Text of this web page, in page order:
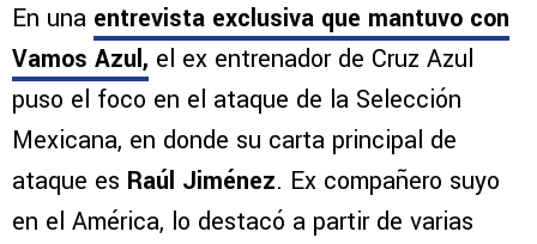
En una entrevista exclusiva que mantuvo con
Vamos Azul, el ex entrenador de Cruz Azul
puso el foco en el ataque de la Selección
Mexicana, en donde su carta principal de
ataque es Raúl Jiménez. Ex compañero suyo
en el América, lo destacó a partir de varias